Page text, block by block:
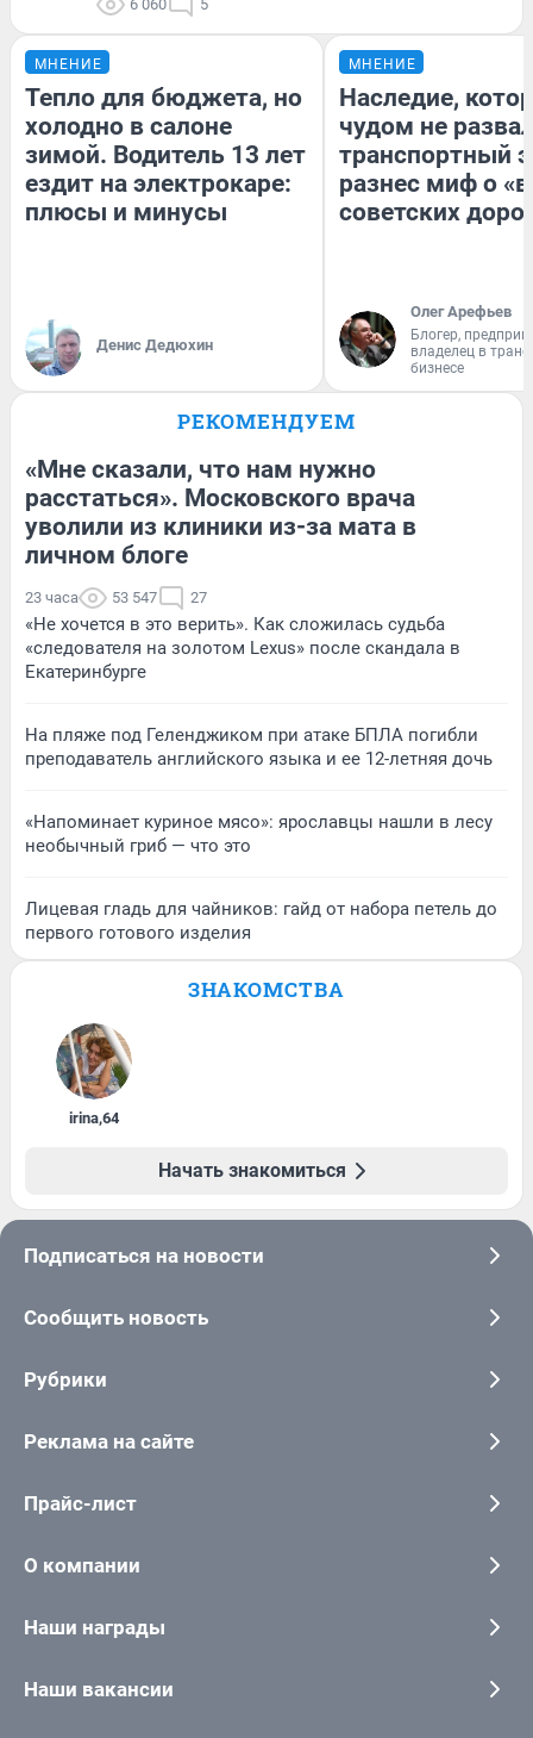
6 060 5
МНЕНИЕ
Тепло для бюджета, но
холодно в салоне
зимой. Водитель 13 лет
ездит на электрокаре:
плюсы и минусы
Денис Дедюхин
МНЕНИЕ
Наследие,
чудом не
транспортный
разнес миф о
советских
Олег Арефьев
Блогер,
владелец в
бизнесе
РЕКОМЕНДУЕМ
«Мне сказали, что нам нужно
расстаться». Московского врача
уволили из клиники из-за мата в
личном блоге
23 часа 53 547 27
«Не хочется в это верить». Как сложилась судьба
«следователя на золотом Lexus» после скандала в
Екатеринбурге
На пляже под Геленджиком при атаке БПЛА погибли
преподаватель английского языка и ее 12-летняя дочь
«Напоминает куриное мясо»: ярославцы нашли в лесу
необычный гриб — что это
Лицевая гладь для чайников: гайд от набора петель до
первого готового изделия
ЗНАКОМСТВА
irina,64
Начать знакомиться
Подписаться на новости
Сообщить новость
Рубрики
Реклама на сайте
Прайс-лист
О компании
Наши награды
Наши вакансии